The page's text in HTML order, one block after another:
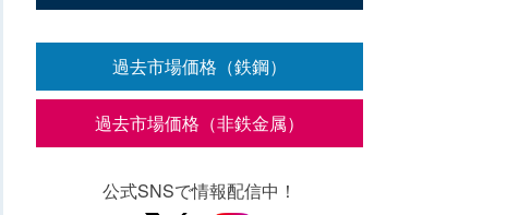
過去市場価格（鉄鋼）
過去市場価格（非鉄金属）
公式SNSで情報配信中！